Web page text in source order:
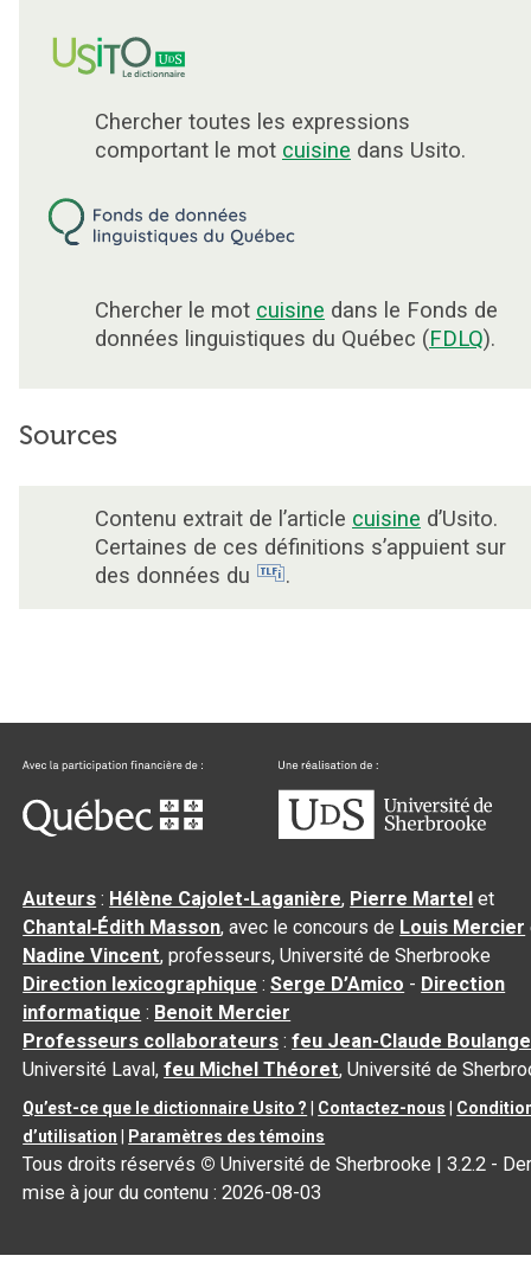
Chercher toutes les expressions
comportant le mot cuisine dans Usito.
Chercher le mot cuisine dans le Fonds de
données linguistiques du Québec (FDLQ).
Sources
Contenu extrait de l’article cuisine d’Usito.
Certaines de ces définitions s’appuient sur
des données du
.
Auteurs : Hélène Cajolet-Laganière, Pierre Martel et
Chantal‑Édith Masson, avec le concours de Louis Mercier
Nadine Vincent, professeurs, Université de Sherbrooke
Direction lexicographique :Serge D’Amico - Direction
informatique : Benoit Mercier
Professeurs collaborateurs :feu Jean-Claude
Université Laval,feu Michel Théoret, Université de
Qu’est-ce que le dictionnaire Usito ? Contactez-nous
d’utilisation
Paramètres des témoins
Tous droits réservés © Université de Sherbrooke |3.2.2 -
mise à jour du contenu :2026-08-03